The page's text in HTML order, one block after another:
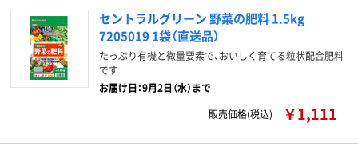
セントラルグリーン 野菜の肥料 1.5kg
7205019 1袋（直送品）
たっぷり有機と微量要素で、おいしく育てる粒状配合肥料
です
お届け日：9月2日（水）まで
販売価格(税込)
￥1,111